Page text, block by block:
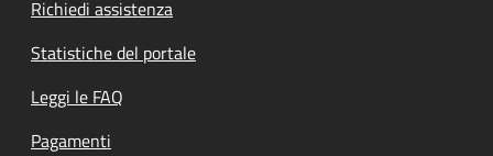
Richiedi assistenza
Statistiche del portale
Leggi le FAQ
Pagamenti